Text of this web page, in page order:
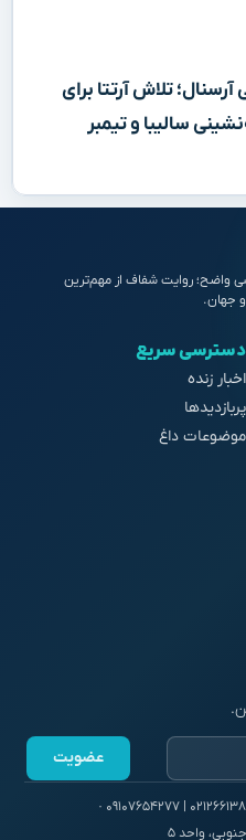
تلاش آرتتا برای
سالیبا و تیمبر
واضح؛ روایت شفاف از مهم‌ترین
و جهان.
دسترسی سریع
اخبار زنده
پربازدیدها
موضوعات داغ
عضویت